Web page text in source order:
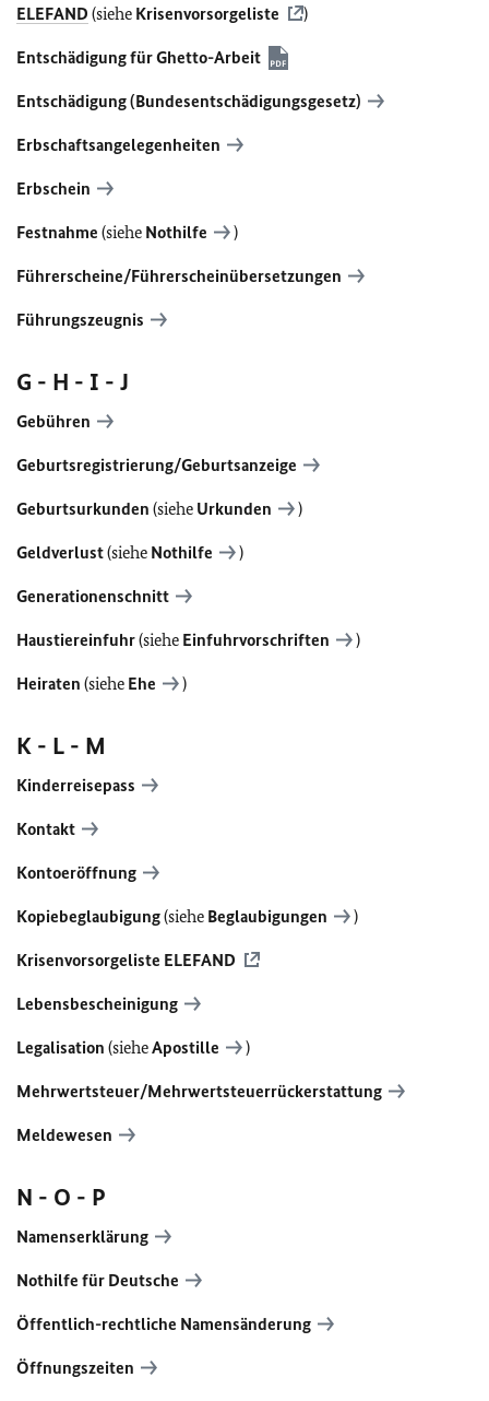
ELEFAND (siehe Krisenvorsorgeliste )
Entschädigung für Ghetto-Arbeit
Entschädigung (Bundesentschädigungsgesetz)
Erbschaftsangelegenheiten
Erbschein
Festnahme (siehe Nothilfe )
Führerscheine/Führerscheinübersetzungen
Führungszeugnis
G - H - I - J
Gebühren
Geburtsregistrierung/Geburtsanzeige
Geburtsurkunden (siehe Urkunden )
Geldverlust(siehe Nothilfe )
Generationenschnitt
Haustiereinfuhr(siehe Einfuhrvorschriften )
Heiraten (siehe Ehe )
K - L - M
Kinderreisepass
Kontakt
Kontoeröffnung
Kopiebeglaubigung(siehe Beglaubigungen )
Krisenvorsorgeliste ELEFAND
Lebensbescheinigung
Legalisation (sieheApostille )
Mehrwertsteuer/Mehrwertsteuerrückerstattung
Meldewesen
N - O - P
Namenserklärung
Nothilfe für Deutsche
Öffentlich-rechtliche Namensänderung
Öffnungszeiten